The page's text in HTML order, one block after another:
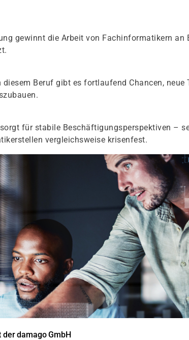
gewinnt die Arbeit von Fachinformatikern an
Beruf gibt es fortlaufend Chancen, neue
für stabile Beschäftigungsperspektiven –
vergleichsweise krisenfest.
damago GmbH